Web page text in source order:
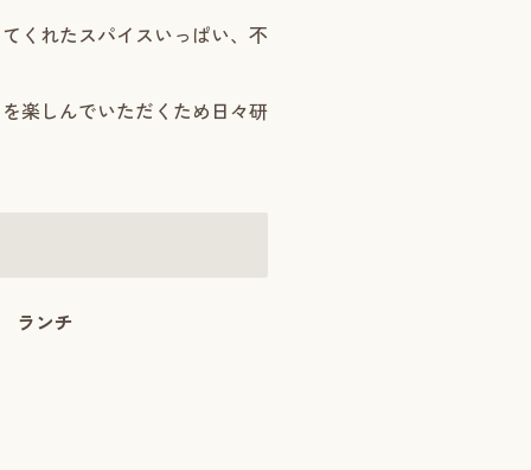
くれたスパイスいっぱい、不
楽しんでいただくため日々研
ランチ